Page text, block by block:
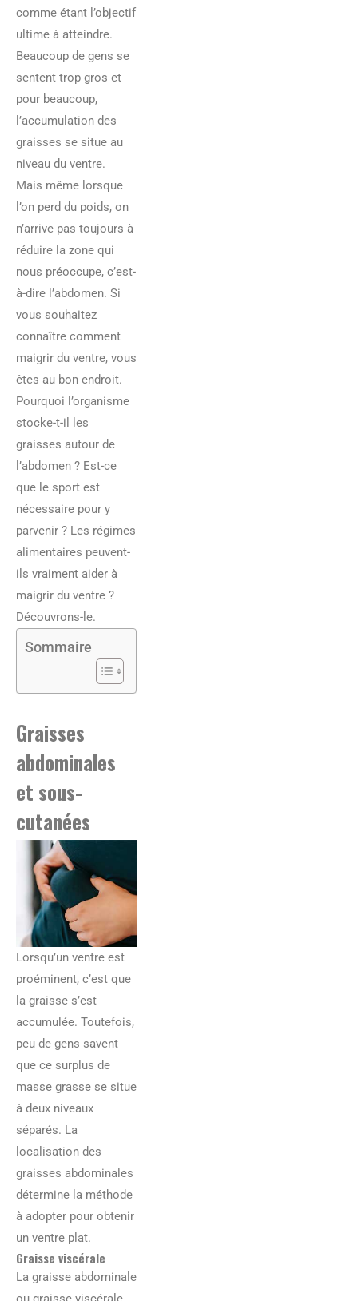
comme étant l’objectif
ultime à atteindre.
Beaucoup de gens se
sentent trop gros et
pour beaucoup,
l’accumulation des
graisses se situe au
niveau du ventre.
Mais même lorsque
l’on perd du poids, on
n’arrive pas toujours à
réduire la zone qui
nous préoccupe, c’est-
à-dire l’abdomen. Si
vous souhaitez
connaître comment
maigrir du ventre, vous
êtes au bon endroit.
Pourquoi l’organisme
stocke-t-il les
graisses autour de
l’abdomen ? Est-ce
que le sport est
nécessaire pour y
parvenir ? Les régimes
alimentaires peuvent-
ils vraiment aider à
maigrir du ventre ?
Découvrons-le.
Sommaire
Graisses
abdominales
et sous-
cutanées
Lorsqu’un ventre est
proéminent, c’est que
la graisse s’est
accumulée. Toutefois,
peu de gens savent
que ce surplus de
masse grasse se situe
à deux niveaux
séparés. La
localisation des
graisses abdominales
détermine la méthode
à adopter pour obtenir
un ventre plat.
Graisse viscérale
La graisse abdominale